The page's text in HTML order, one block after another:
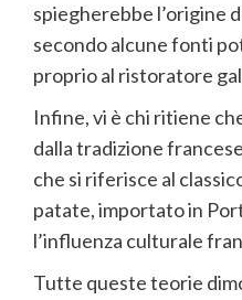
spiegherebbe l’origine
secondo alcune fonti
proprio al ristoratore
Infine, vi è chi ritiene
dalla tradizione
che si riferisce al
patate, importato in
l’influenza culturale
Tutte queste teorie